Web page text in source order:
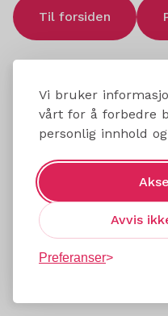
Vi bruker
vårt for å forbedre
personlig innhold
Avvis
Preferanser
Til forsiden